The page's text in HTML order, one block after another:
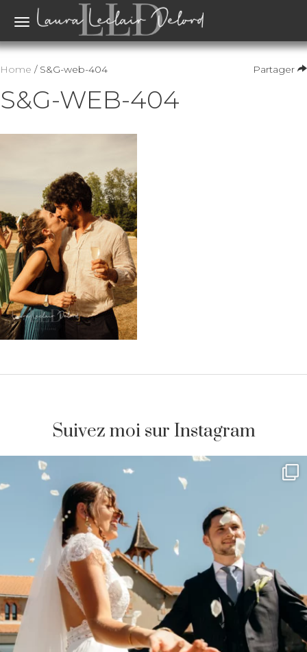
Toggle
Partager
Home / S&G-web-404
S&G-WEB-404
Suivez moi sur Instagram